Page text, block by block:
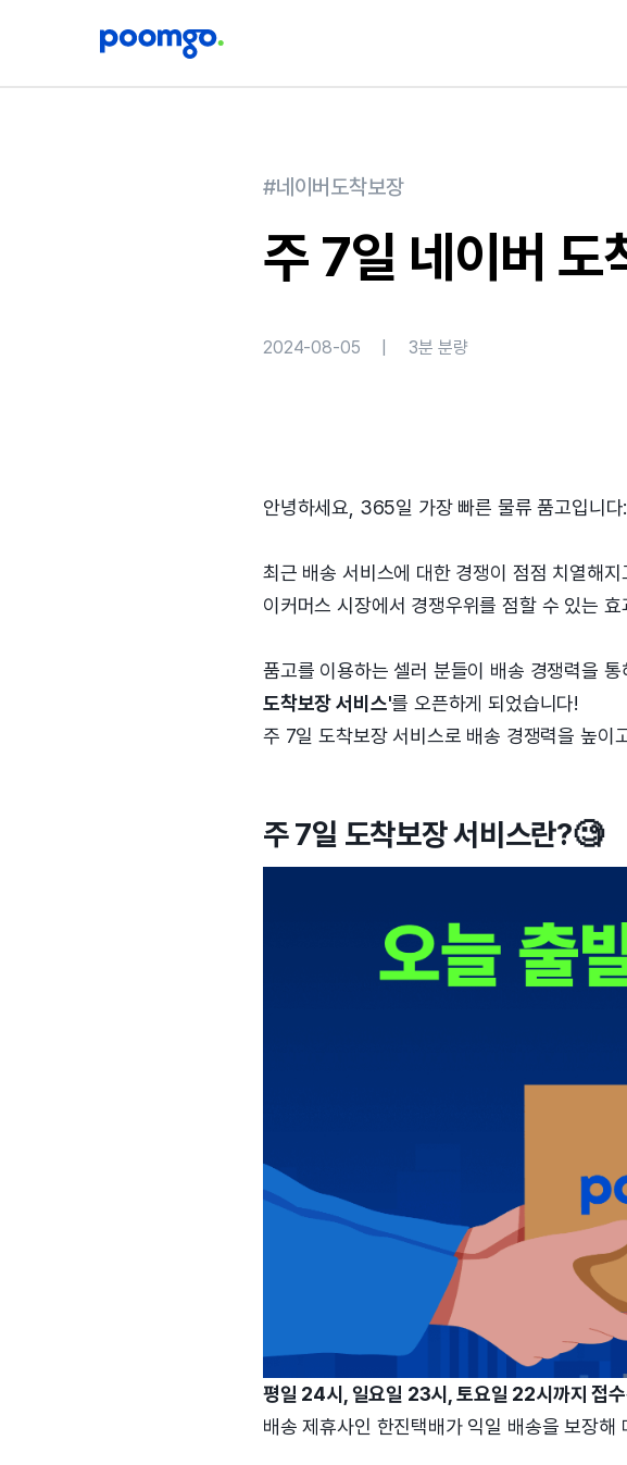
#네이버도착보장
주 7일 네이버 도
2024-08-05 3분 분량
안녕하세요, 365일 가장 빠른 물류 품고입니다
최근 배송 서비스에 대한 경쟁이 점점 치열해
이커머스 시장에서 경쟁우위를 점할 수 있는
품고를 이용하는 셀러 분들이 배송 경쟁력을
도착보장 서비스'를 오픈하게 되었습니다!
주 7일 도착보장 서비스로 배송 경쟁력을 높이
주 7일 도착보장 서비스란?🧐
평일 24시, 일요일 23시, 토요일 22시까지 접
배송 제휴사인 한진택배가 익일 배송을 보장